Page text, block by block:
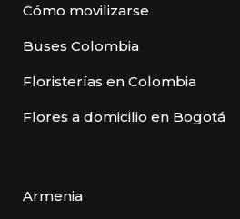
Cómo movilizarse
Buses Colombia
Floristerías en Colombia
Flores a domicilio en Bogotá
Armenia